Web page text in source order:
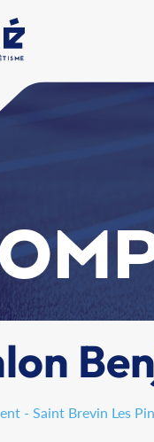
- Saint Brevin Les